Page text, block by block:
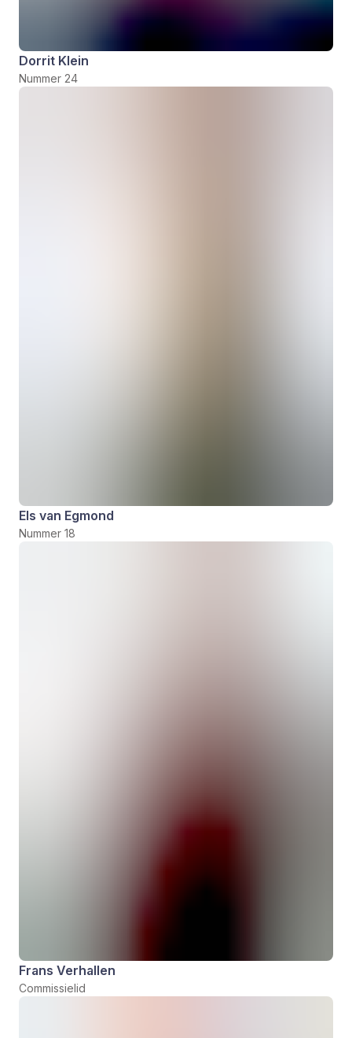
Dorrit Klein
Nummer 24
Els van Egmond
Nummer 18
Frans Verhallen
Commissielid